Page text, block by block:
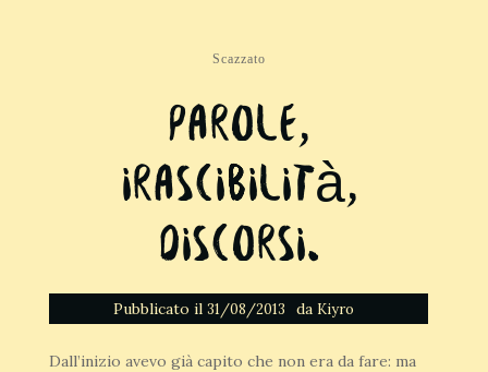
Scazzato
Parole,
irascibilità,
discorsi.
Pubblicato il 31/08/2013 da Kiyro
Dall’inizio avevo già capito che non era da fare: ma